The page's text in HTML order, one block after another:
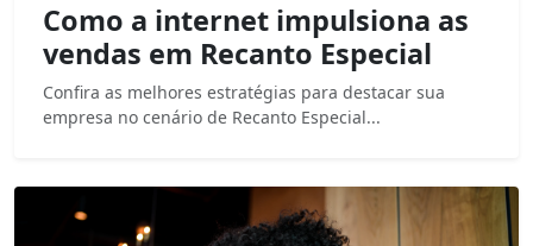
Como a internet impulsiona as
vendas em Recanto Especial
Confira as melhores estratégias para destacar sua
empresa no cenário de Recanto Especial...